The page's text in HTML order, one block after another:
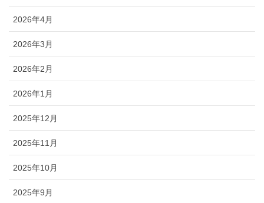
2026年4月
2026年3月
2026年2月
2026年1月
2025年12月
2025年11月
2025年10月
2025年9月